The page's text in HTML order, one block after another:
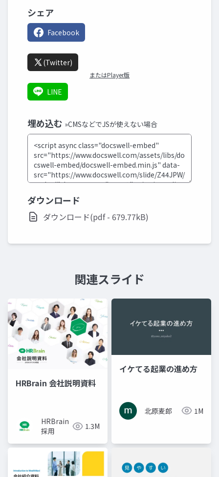
シェア
Facebook
(Twitter)
またはPlayer版
LINE
埋め込む »CMSなどでJSが使えない場合
ダウンロード
ダウンロード(pdf - 679.77kB)
関連スライド
HRBrain 会社説明資料
HRBrain
採用
1.3M
イケてる起業の進め方
北原麦郎 1M